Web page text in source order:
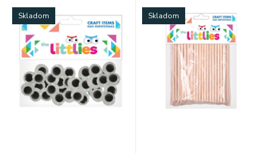
Skladom Skladom